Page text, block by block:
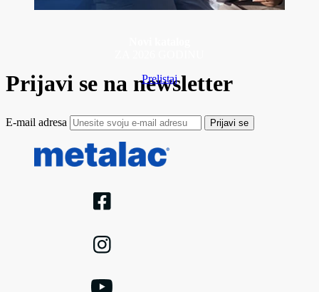
Prelistaj
Prijavi se na newsletter
E-mail adresa Prijavi se